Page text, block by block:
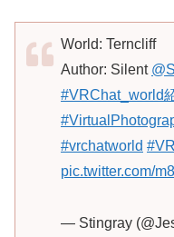
World: Terncliff
Author: Silent
#VRChat_world
#vrchatworld
pic.twitter.com/
— Stingray